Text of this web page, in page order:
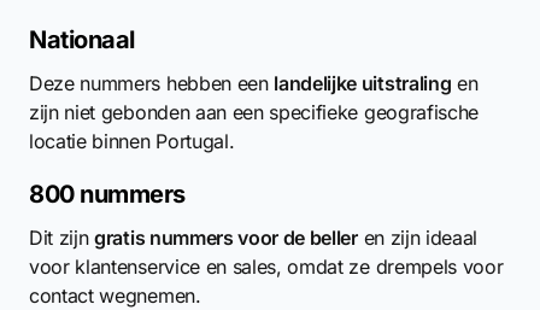
Nationaal
Deze nummers hebben een landelijke uitstraling en
zijn niet gebonden aan een specifieke geografische
locatie binnen Portugal.
800 nummers
Dit zijngratis nummers voor de belleren zijn ideaal
voor klantenservice en sales, omdat ze drempels voor
contact wegnemen.